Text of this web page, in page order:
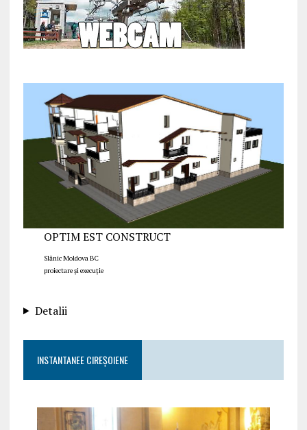
OPTIM EST CONSTRUCT
Slănic Moldova BC
proiectare și execuție
Detalii
INSTANTANEE CIREȘOIENE